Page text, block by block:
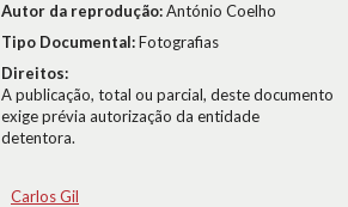
Autor da reprodução:António Coelho
Tipo Documental:Fotografias
Direitos:
A publicação, total ou parcial, deste documento
exige prévia autorização da entidade
detentora.
Carlos Gil